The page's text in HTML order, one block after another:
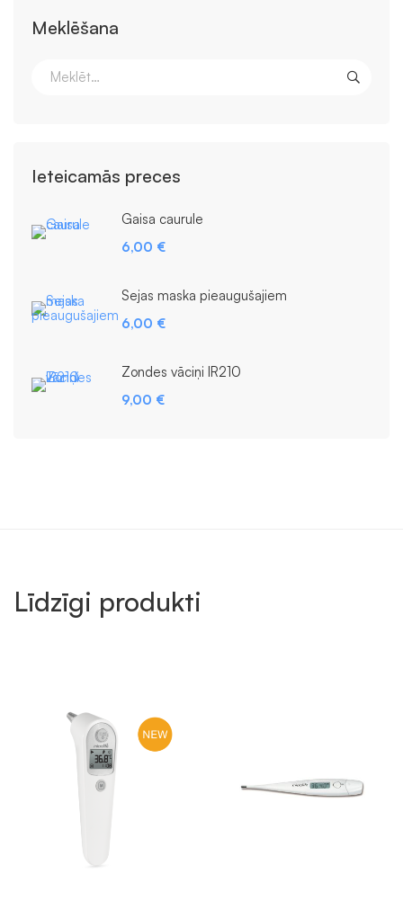
Meklēšana
Search
Ieteicamās preces
Gaisa caurule
6,00 €
Sejas maska pieaugušajiem
6,00 €
Zondes vāciņi IR210
9,00 €
Līdzīgi produkti